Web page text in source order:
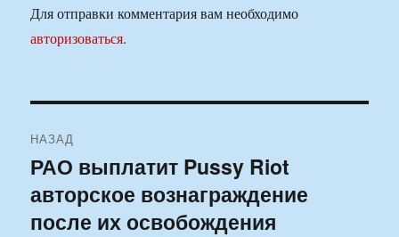
Для отправки комментария вам необходимо
авторизоваться.
по
записям
НАЗАД
Предыдущая
запись:
РАО выплатит Pussy Riot
авторское вознаграждение
после их освобождения